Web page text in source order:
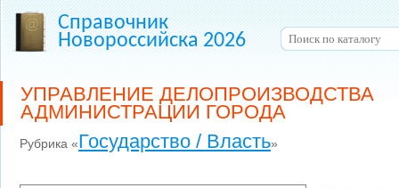
Справочник
Новороссийска 2026
УПРАВЛЕНИЕ ДЕЛОПРОИЗВОДСТВА
АДМИНИСТРАЦИИ ГОРОДА
Рубрика «Государство / Власть»